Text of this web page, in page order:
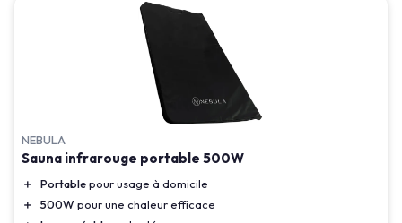
NEBULA
Sauna infrarouge portable 500W
＋ Portablepour usage à domicile
＋
500W pour une chaleur efficace